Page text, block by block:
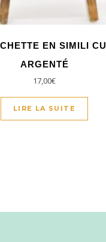
EN SIMILI
ARGENTÉ
17,00€
LIRE LA SUITE